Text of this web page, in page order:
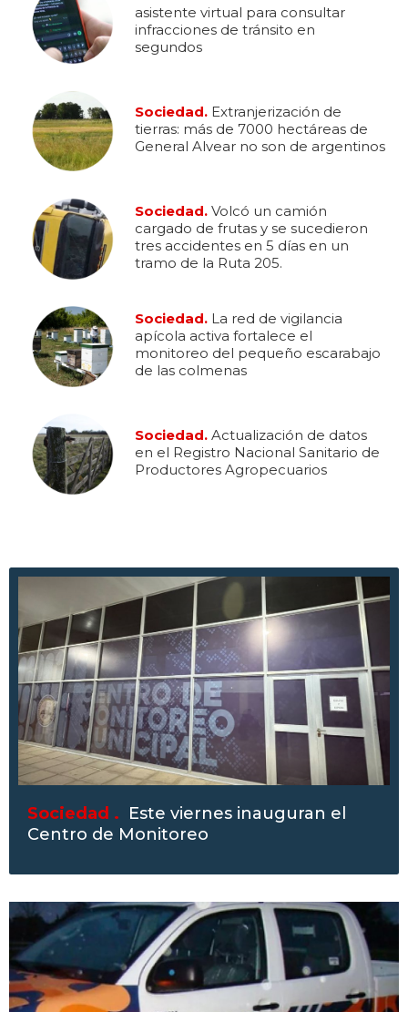
asistente virtual para consultar
infracciones de tránsito en
segundos
Sociedad. Extranjerización de
tierras: más de 7000 hectáreas de
General Alvear no son de argentinos
Sociedad. Volcó un camión
cargado de frutas y se sucedieron
tres accidentes en 5 días en un
tramo de la Ruta 205.
Sociedad. La red de vigilancia
apícola activa fortalece el
monitoreo del pequeño escarabajo
de las colmenas
Sociedad. Actualización de datos
en el Registro Nacional Sanitario de
Productores Agropecuarios
Sociedad . Este viernes inauguran el
Centro de Monitoreo